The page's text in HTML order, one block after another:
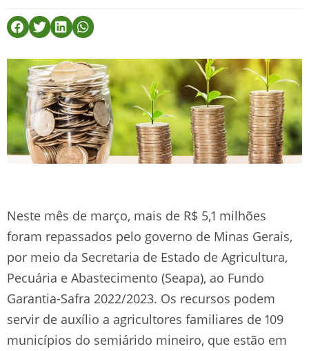
Neste mês de março, mais de R$ 5,1 milhões
foram repassados pelo governo de Minas Gerais,
por meio da Secretaria de Estado de Agricultura,
Pecuária e Abastecimento (Seapa), ao Fundo
Garantia-Safra 2022/2023. Os recursos podem
servir de auxílio a agricultores familiares de 109
municípios do semiárido mineiro, que estão em